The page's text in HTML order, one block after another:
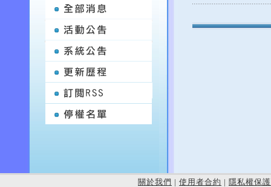
關於我們 | 使用者合約 | 隱私權保護